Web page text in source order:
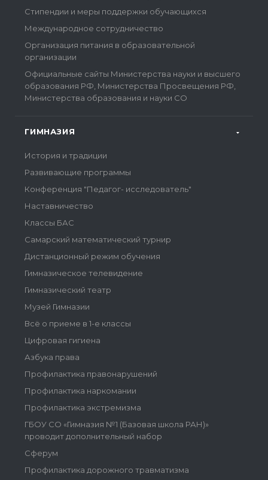
Стипендии и меры поддержки обучающихся
Международное сотрудничество
Организация питания в образовательной
организации
Официальные сайты Министерства науки и высшего
образования РФ, Министерства Просвещения РФ,
Министерства образования и науки СО
ГИМНАЗИЯ
История и традиции
Развивающие программы
Конференция "Педагог- исследователь"
Наставничество
Классы БАС
Самарский математический турнир
Дистанционный режим обучения
Гимназическое телевидение
Гимназический театр
Музей Гимназии
Всё о приеме в 1-е классы
Цифровая гигиена
Азбука права
Профилактика правонарушений
Профилактика наркомании
Профилактика экстремизма
ГБОУ СО «Гимназия №1 (Базовая школа РАН)»
проводит дополнительный набор
Сферум
Профилактика дорожного травматизма